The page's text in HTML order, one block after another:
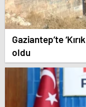
Gaziantep’te
oldu